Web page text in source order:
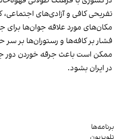
تفریحی کافی و آزادی‌های
مکان‌های مورد علاقه جوان‌ها برای
فشار بر کافه‌ها و رستوران‌ها بر سر
ممکن است باعث جرقه خوردن دور
در ایران بشود.
برنامه‌ها